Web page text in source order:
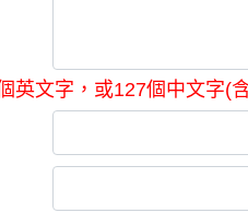
英文字，或127個中文字(